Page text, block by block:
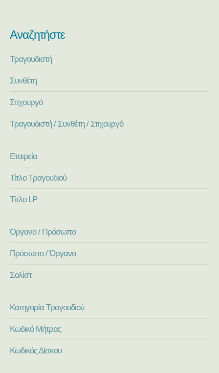
Αναζητήστε
Τραγουδιστή
Συνθέτη
Στιχουργό
Τραγουδιστή / Συνθέτη / Στιχουργό
Εταιρεία
Τίτλο Τραγουδιού
Τίτλο LP
Όργανο / Πρόσωπο
Πρόσωπο / Όργανο
Σολίστ
Κατηγορία Τραγουδιού
Κωδικό Μήτρας
Κωδικός Δίσκου